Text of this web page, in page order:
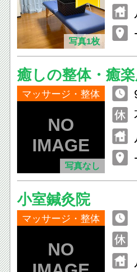
写真1枚
癒しの整体・癒
マッサージ・整体
写真なし
小室鍼灸院
マッサージ・整体